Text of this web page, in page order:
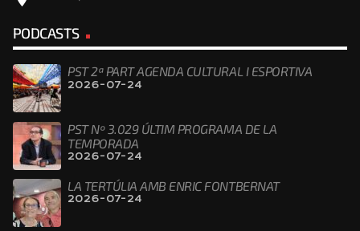
PODCASTS
PST 2ª PART AGENDA CULTURAL I ESPORTIVA
2026-07-24
PST Nº 3.029 ÚLTIM PROGRAMA DE LA
TEMPORADA
2026-07-24
LA TERTÚLIA AMB ENRIC FONTBERNAT
2026-07-24